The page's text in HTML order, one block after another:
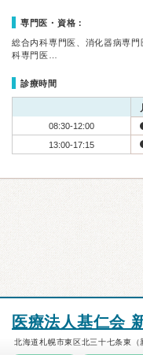
専門医・資格：
総合内科専門医、消化器病専
科専門医…
診療時間
08:30-12:00
13:00-17:15
医療法人基仁会
北海道札幌市東区北三十七条東（